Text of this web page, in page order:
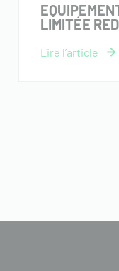
LIMITÉE